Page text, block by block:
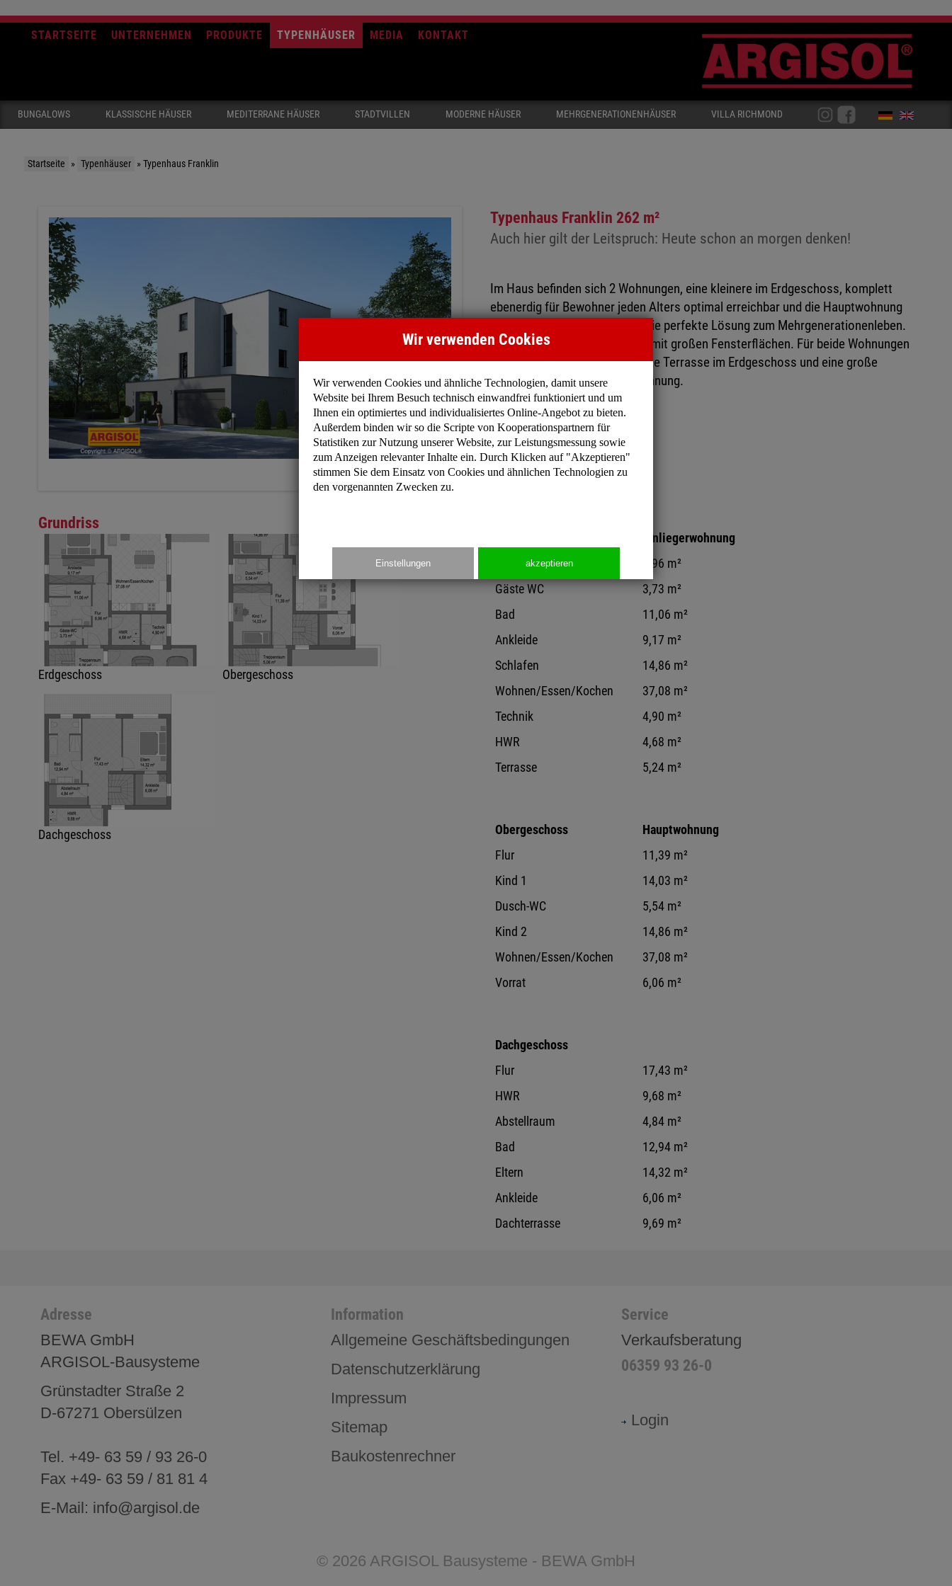
STARTSEITE UNTERNEHMEN PRODUKTE TYPENHÄUSER MEDIA KONTAKT
BUNGALOWS KLASSISCHE HÄUSER MEDITERRANE HÄUSER STADTVILLEN MODERNE HÄUSER MEHRGENERATIONENHÄUSER VILLA RICHMOND
Startseite » Typenhäuser »Typenhaus Franklin
Grundriss
Erdgeschoss Obergeschoss
Dachgeschoss
Typenhaus Franklin 262 m²
Auch hier gilt der Leitspruch: Heute schon an morgen denken!
Im Haus befinden sich 2 Wohnungen, eine kleinere im Erdgeschoss, komplett
ebenerdig für Bewohner jeden Alters optimal erreichbar und die Hauptwohnung
im Ober- und Dachgeschoss. Die perfekte Lösung zum Mehrgenerationenleben.
Alle Räume sind hell gestaltet, mit großen Fensterflächen. Für beide Wohnungen
gibt es einen Außenbereich: eine Terrasse im Erdgeschoss und eine große
Dachterrasse für die Hauptwohnung.
Preisinformation
Einliegerwohnung
6,96 m²
Gäste WC
3,73 m²
Bad
11,06 m²
Ankleide
9,17 m²
Schlafen
14,86 m²
Wohnen/Essen/Kochen
37,08 m²
Technik
4,90 m²
HWR
4,68 m²
Terrasse
5,24 m²
Obergeschoss
Hauptwohnung
Flur
11,39 m²
Kind 1
14,03 m²
Dusch-WC
5,54 m²
Kind 2
14,86 m²
Wohnen/Essen/Kochen
37,08 m²
Vorrat
6,06 m²
Dachgeschoss
Flur
17,43 m²
HWR
9,68 m²
Abstellraum
4,84 m²
Bad
12,94 m²
Eltern
14,32 m²
Ankleide
6,06 m²
Dachterrasse
9,69 m²
Adresse
BEWA GmbH
ARGISOL-Bausysteme
Grünstadter Straße 2
D-67271 Obersülzen
Tel. +49- 63 59 / 93 26-0
Fax +49- 63 59 / 81 81 4
E-Mail: info@argisol.de
Information
Allgemeine Geschäftsbedingungen
Datenschutzerklärung
Impressum
Sitemap
Baukostenrechner
Service
Verkaufsberatung
06359 93 26-0
Login
© 2026 ARGISOL Bausysteme - BEWA GmbH
Wir verwenden Cookies
Wir verwenden Cookies und ähnliche Technologien, damit unsere
Website bei Ihrem Besuch technisch einwandfrei funktioniert und um
Ihnen ein optimiertes und individualisiertes Online-Angebot zu bieten.
Außerdem binden wir so die Scripte von Kooperationspartnern für
Statistiken zur Nutzung unserer Website, zur Leistungsmessung sowie
zum Anzeigen relevanter Inhalte ein. Durch Klicken auf "Akzeptieren"
stimmen Sie dem Einsatz von Cookies und ähnlichen Technologien zu
den vorgenannten Zwecken zu.
Einstellungen akzeptieren